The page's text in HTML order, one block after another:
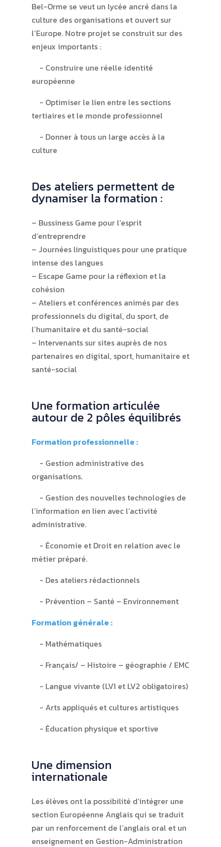
Bel-Orme se veut un lycée ancré dans la
culture des organisations et ouvert sur
l’Europe. Notre projet se construit sur des
enjeux importants :
Construire une réelle identité
européenne
Optimiser le lien entre les sections
tertiaires et le monde professionnel
Donner à tous un large accès à la
culture
Des ateliers permettent de
dynamiser la formation :
– Bussiness Game pour l’esprit
d’entreprendre
– Journées linguistiques pour une pratique
intense des langues
– Escape Game pour la réflexion et la
cohésion
– Ateliers et conférences animés par des
professionnels du digital, du sport, de
l’humanitaire et du santé-social
– Intervenants sur sites auprès de nos
partenaires en digital, sport, humanitaire et
santé-social
Une formation articulée
autour de 2 pôles équilibrés
Formation professionnelle :
Gestion administrative des
organisations.
Gestion des nouvelles technologies de
l’information en lien avec l’activité
administrative.
Économie et Droit en relation avec le
métier préparé.
Des ateliers rédactionnels
Prévention – Santé – Environnement
Formation générale :
Mathématiques
Français/ – Histoire – géographie / EMC
Langue vivante (LV1 et LV2 obligatoires)
Arts appliqués et cultures artistiques
Éducation physique et sportive
Une dimension
internationale
Les élèves ont la possibilité d’intégrer une
section Européenne Anglais qui se traduit
par un renforcement de l’anglais oral et un
enseignement en Gestion-Administration